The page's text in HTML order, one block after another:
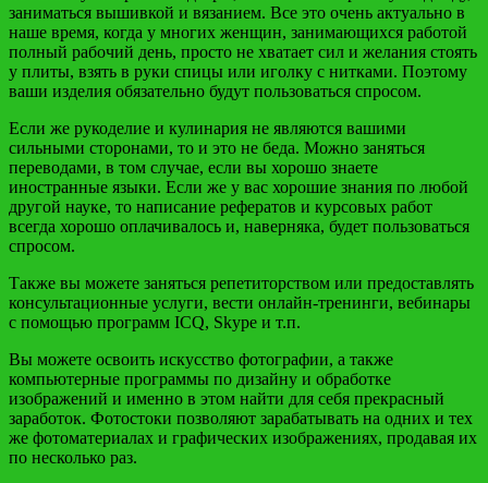
заниматься вышивкой и вязанием. Все это очень актуально в
наше время, когда у многих женщин, занимающихся работой
полный рабочий день, просто не хватает сил и желания стоять
у плиты, взять в руки спицы или иголку с нитками. Поэтому
ваши изделия обязательно будут пользоваться спросом.
Если же рукоделие и кулинария не являются вашими
сильными сторонами, то и это не беда. Можно заняться
переводами, в том случае, если вы хорошо знаете
иностранные языки. Если же у вас хорошие знания по любой
другой науке, то написание рефератов и курсовых работ
всегда хорошо оплачивалось и, наверняка, будет пользоваться
спросом.
Также вы можете заняться репетиторством или предоставлять
консультационные услуги, вести онлайн-тренинги, вебинары
с помощью программ ICQ, Skype и т.п.
Вы можете освоить искусство фотографии, а также
компьютерные программы по дизайну и обработке
изображений и именно в этом найти для себя прекрасный
заработок. Фотостоки позволяют зарабатывать на одних и тех
же фотоматериалах и графических изображениях, продавая их
по несколько раз.